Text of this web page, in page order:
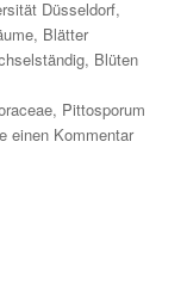
Düsseldorf,
, Blätter
, Blüten
, Pittosporum
einen Kommentarzu